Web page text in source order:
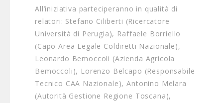
All’iniziativa parteciperanno in qualità di
relatori: Stefano Ciliberti (Ricercatore
Università di Perugia), Raffaele Borriello
(Capo Area Legale Coldiretti Nazionale),
Leonardo Bemoccoli (Azienda Agricola
Bemoccoli), Lorenzo Belcapo (Responsabile
Tecnico CAA Nazionale), Antonino Melara
(Autorità Gestione Regione Toscana),